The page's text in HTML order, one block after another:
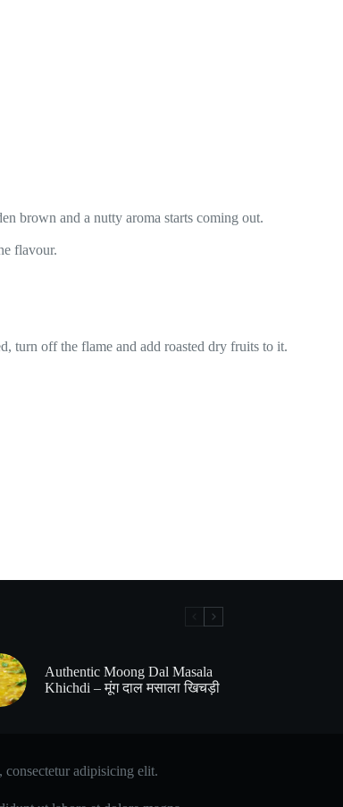
brown and a nutty aroma starts coming out.
flavour.
turn off the flame and add roasted dry fruits to it.
Authentic Moong Dal Masala
Khichdi – मूंग दाल मसाला खिचड़ी
adipisicing elit.